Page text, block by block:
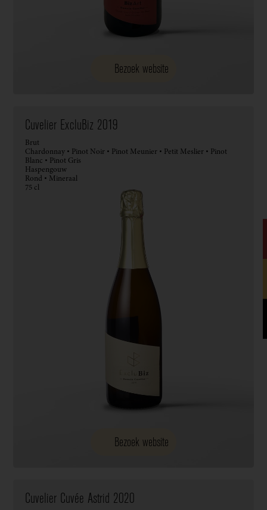
Bezoek website
Cuvelier ExcluBiz 2019
Brut
Chardonnay • Pinot Noir • Pinot Meunier • Petit Meslier • Pinot
Blanc • Pinot Gris
Haspengouw
Rond • Mineraal
75 cl
Bezoek website
Cuvelier Cuvée Astrid 2020